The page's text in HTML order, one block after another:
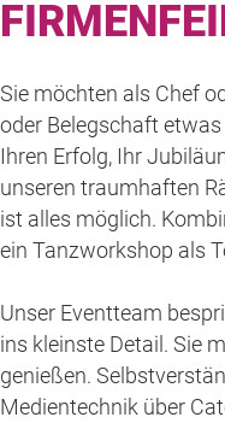
FIR
Sie möchten als Chef
oder Belegschaft
Ihren Erfolg, Ihr
unseren traumhaften
ist alles möglich.
ein Tanzworkshop als
Unser Eventteam
ins kleinste Detail. Sie
genießen.
Medientechnik über